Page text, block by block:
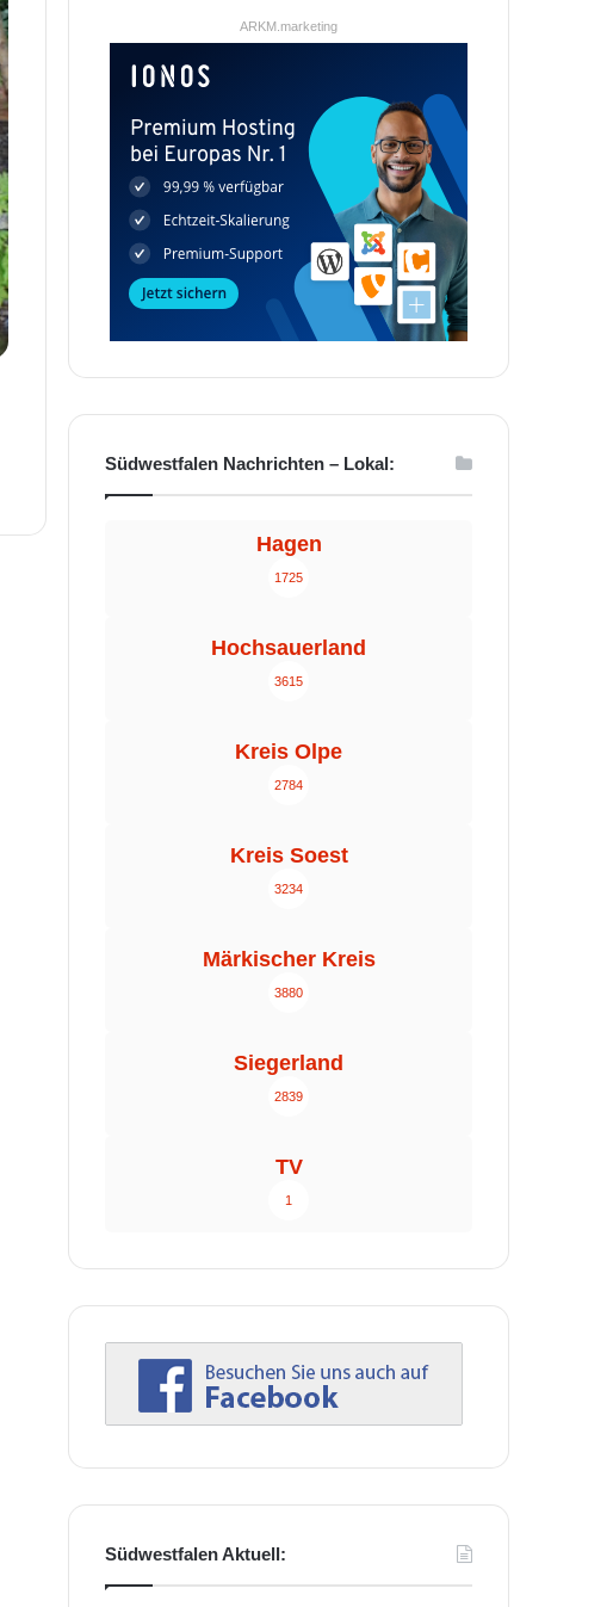
ARKM.marketing
Südwestfalen Nachrichten – Lokal:
Hagen
1725
Hochsauerland
3615
Kreis Olpe
2784
Kreis Soest
3234
Märkischer Kreis
3880
Siegerland
2839
TV
1
Südwestfalen Aktuell: